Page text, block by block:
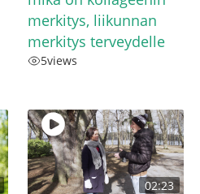
merkitys, liikunnan
merkitys terveydelle
5views
02:23